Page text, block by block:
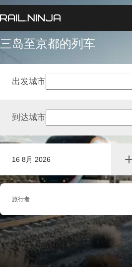
三岛至京都的列车
16 8月 2026
出发城市
到达城市
旅行者